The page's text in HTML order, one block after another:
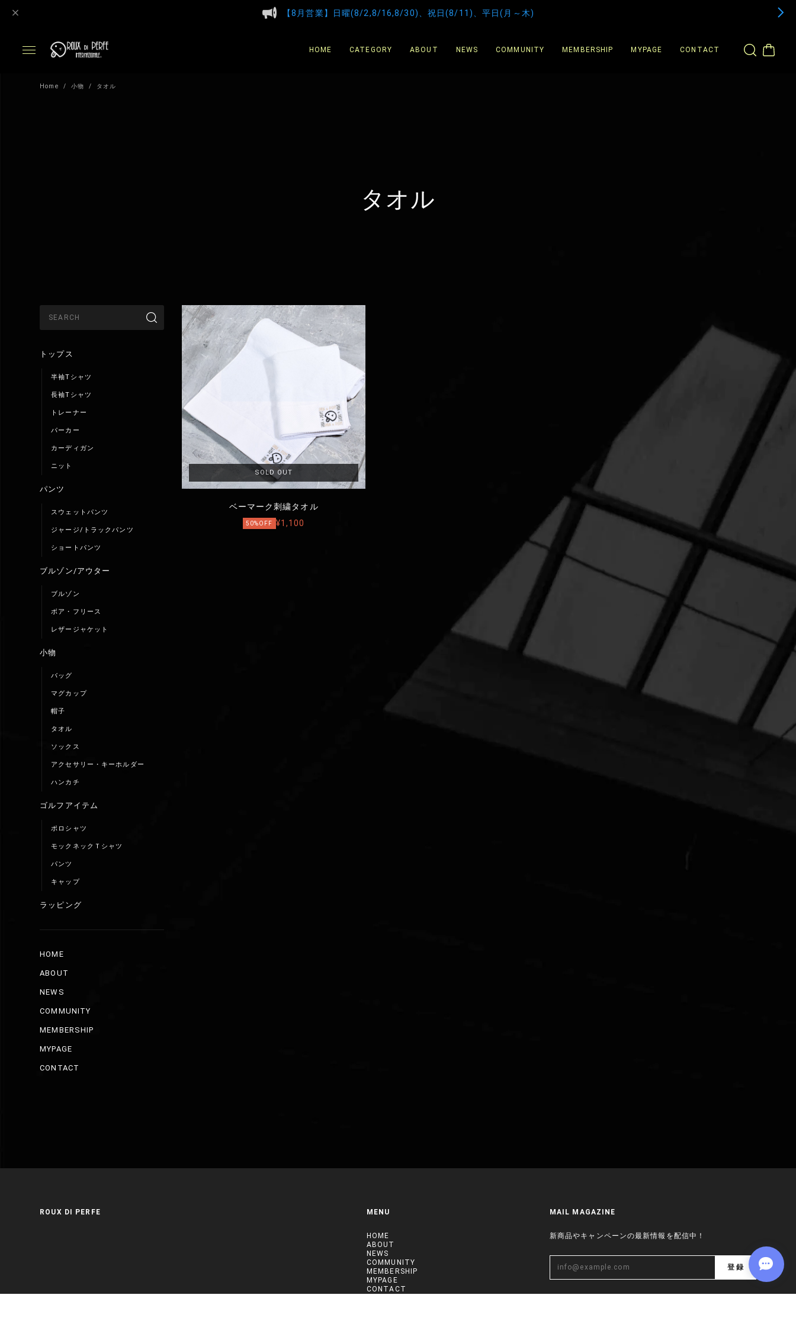
【8月営業】日曜(8/2,8/16,8/30)、祝日(8/11)、平日(月～木)
HOME CATEGORY ABOUT NEWS COMMUNITY MEMBERSHIP MYPAGE CONTACT
Home 小物 タオル
タオル
トップス
半袖Tシャツ
長袖Tシャツ
トレーナー
パーカー
カーディガン
ニット
パンツ
スウェットパンツ
ジャージ/トラックパンツ
ショートパンツ
ブルゾン/アウター
ブルゾン
ボア・フリース
レザージャケット
小物
バッグ
マグカップ
帽子
タオル
ソックス
アクセサリー・キーホルダー
ハンカチ
ゴルフアイテム
ポロシャツ
モックネックＴシャツ
パンツ
キャップ
ラッピング
HOME
ABOUT
NEWS
COMMUNITY
MEMBERSHIP
MYPAGE
CONTACT
SOLD OUT
ベーマーク刺繍タオル
50%OFF ¥1,100
ROUX DI PERFE MENU
HOME
ABOUT
NEWS
COMMUNITY
MEMBERSHIP
MYPAGE
CONTACT
MAIL MAGAZINE
新商品やキャンペーンの最新情報を配信中！